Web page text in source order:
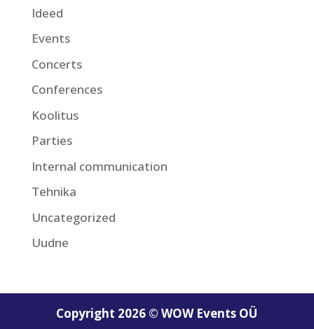
Ideed
Events
Concerts
Conferences
Koolitus
Parties
Internal communication
Tehnika
Uncategorized
Uudne
Copyright 2026 © WOW Events OÜ